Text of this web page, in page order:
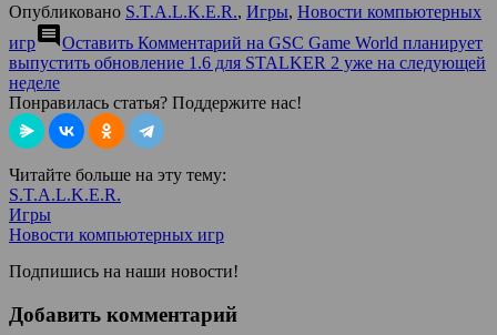
Опубликовано S.T.A.L.K.E.R., Игры, Новости компьютерных
игрcomment Оставить Комментарий на GSC Game World планирует
выпустить обновление 1.6 для STALKER 2 уже на следующей
неделе
Понравилась статья? Поддержите нас!
Читайте больше на эту тему:
S.T.A.L.K.E.R.
Игры
Новости компьютерных игр
Подпишись на наши новости!
Добавить комментарий